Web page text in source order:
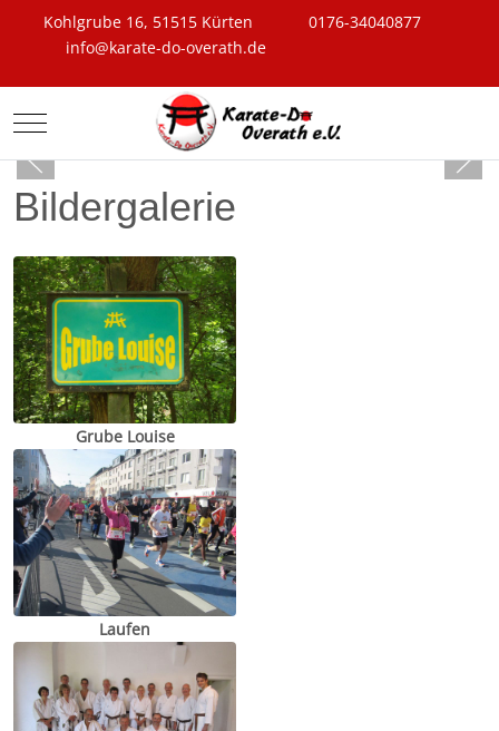
Kohlgrube 16, 51515 Kürten
0176-34040877
info@karate-do-overath.de
Mobile Menu Toggle
Bildergalerie
Grube Louise
Laufen